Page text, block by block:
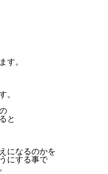
す。
。
と
になるのかを
にする事で